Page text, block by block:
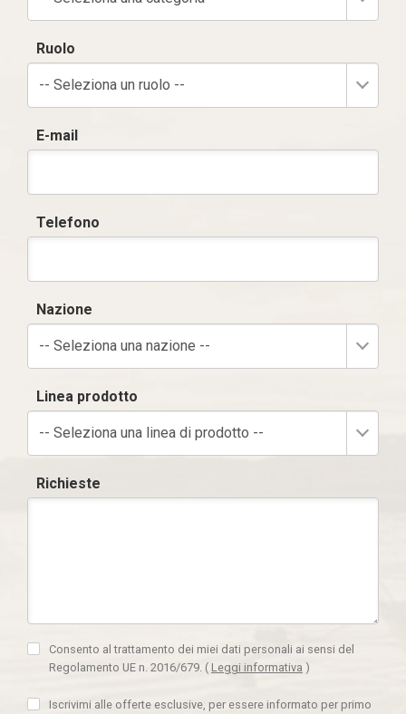
Ruolo
-- Seleziona un ruolo --
E-mail
Telefono
Nazione
-- Seleziona una nazione --
Linea prodotto
-- Seleziona una linea di prodotto --
Richieste
Consento al trattamento dei miei dati personali ai sensi del
Regolamento UE n. 2016/679. ( Leggi informativa )
Iscrivimi alle offerte esclusive, per essere informato per primo